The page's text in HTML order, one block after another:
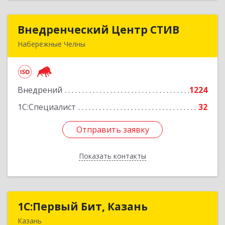
Внедренческий Центр СТИВ
Набережные Челны
Внедрений
1224
1С:Специалист
32
Отправить заявку
Показать контакты
Внедренческий Центр СТИВ
Автозаводский пр-кт, дом № 37Е, корпус 5Н,
Подробнее
Отправить заявку
Назад
1С:Первый Бит, Казань
Казань
1С:Первый Бит, Казань